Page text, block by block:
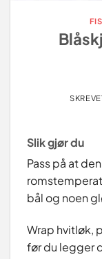
Slik gjør du
Pass på at
bål og noen
Wrap hvitløk,
før du legger